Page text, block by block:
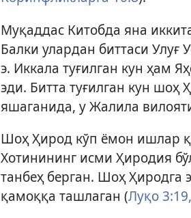
Муқаддас Китобда яна
Балки улардан биттаси Улуғ
э. Иккала туғилган кун ҳам
эди. Битта туғилган кун
яшаганида, у Жалила
Шоҳ Ҳирод кўп ёмон ишлар
Хотинининг исми Ҳиродия
танбеҳ берган. Шоҳ Ҳиродга
қамоққа ташлаган (Луқо